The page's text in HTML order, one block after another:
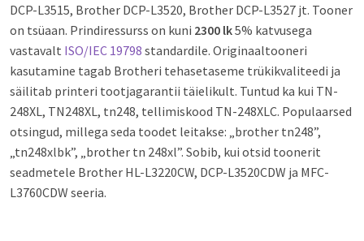
DCP-L3515, Brother DCP-L3520, Brother DCP-L3527 jt. Tooner
on tsüaan. Prindiressurss on kuni 2300 lk5% katvusega
vastavalt ISO/IEC 19798 standardile. Originaaltooneri
kasutamine tagab Brotheri tehasetaseme trükikvaliteedi ja
säilitab printeri tootjagarantii täielikult. Tuntud ka kui TN-
248XL, TN248XL, tn248, tellimiskood TN-248XLC. Populaarsed
otsingud, millega seda toodet leitakse: „brother tn248”,
„tn248xlbk”, „brother tn 248xl”. Sobib, kui otsid toonerit
seadmetele Brother HL-L3220CW, DCP-L3520CDW ja MFC-
L3760CDW seeria.